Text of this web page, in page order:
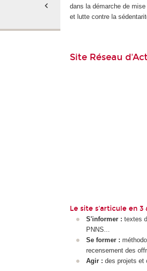
dans la démarche de
et lutte contre la
Site Réseau
Le site s'articule en 3
S'informer : textes
PNNS...
Se former :
recensement des
Agir : des projets et